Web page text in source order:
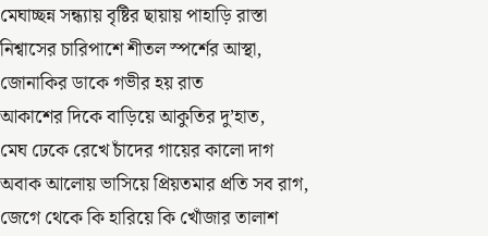
মেঘাচ্ছন্ন সন্ধ্যায় বৃষ্টির ছায়ায় পাহাড়ি রাস্তা
নিশ্বাসের চারিপাশে শীতল স্পর্শের আস্থা,
জোনাকির ডাকে গভীর হয় রাত
আকাশের দিকে বাড়িয়ে আকুতির দু’হাত,
মেঘ ঢেকে রেখে চাঁদের গায়ের কালো দাগ
অবাক আলোয় ভাসিয়ে প্রিয়তমার প্রতি সব রাগ,
জেগে থেকে কি হারিয়ে কি খোঁজার তালাশ